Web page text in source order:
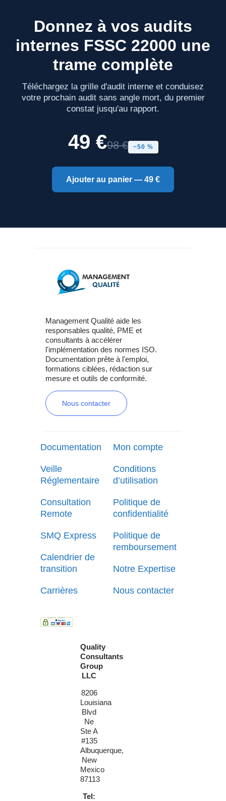
Donnez à vos audits
internes FSSC 22000 une
trame complète
Téléchargez la grille d'audit interne et conduisez
votre prochain audit sans angle mort, du premier
constat jusqu'au rapport.
49 €98 € −50 %
Ajouter au panier — 49 €
Management Qualité aide les
responsables qualité, PME et
consultants à accélérer
l'implémentation des normes ISO.
Documentation prête à l'emploi,
formations ciblées, rédaction sur
mesure et outils de conformité.
Nous contacter
Documentation
Veille
Réglementaire
Consultation
Remote
SMQ Express
Calendrier de
transition
Carrières
Mon compte
Conditions
d’utilisation
Politique de
confidentialité
Politique de
remboursement
Notre Expertise
Nous contacter
Quality
Consultants
Group
LLC
8206
Louisiana
Blvd
Ne
Ste A
#135
Albuquerque,
New
Mexico
87113
Tel: